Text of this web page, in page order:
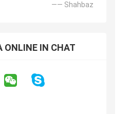
—— Shahbaz
ONLINE IN CHAT